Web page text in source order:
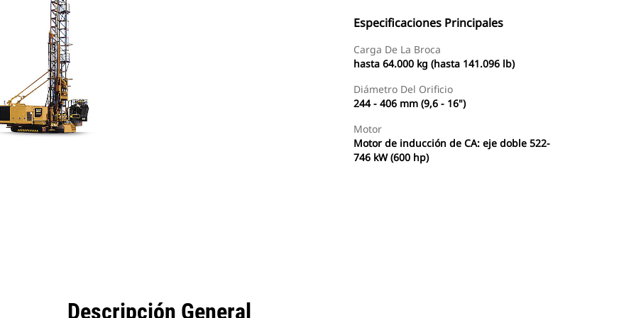
Especificaciones Principales
Carga De La Broca
hasta 64.000 kg (hasta 141.096 lb)
Diámetro Del Orificio
244 - 406 mm (9,6 - 16")
Motor
Motor de inducción de CA: eje doble 522-
746 kW (600 hp)
Descripción General